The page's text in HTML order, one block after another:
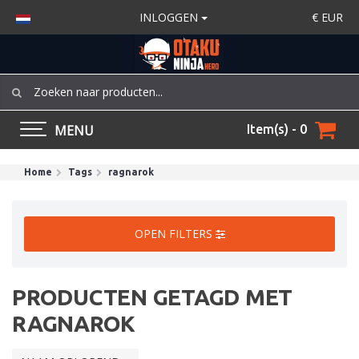
INLOGGEN € EUR
MENU Item(s) - 0
Home Tags ragnarok
OPEN FILTERS
PRODUCTEN GETAGD MET
RAGNAROK